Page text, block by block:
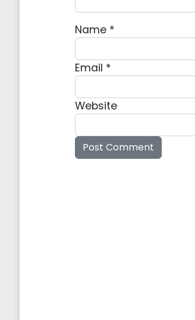
Name *
Email *
Website